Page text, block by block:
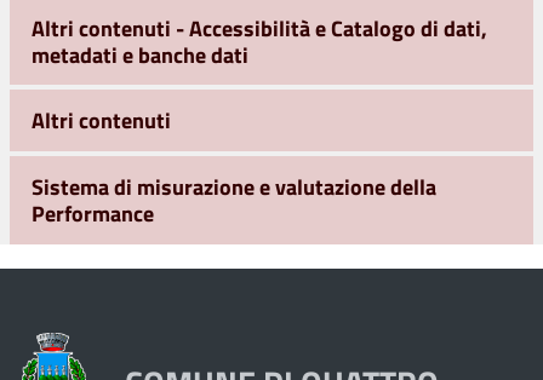
Altri contenuti - Accessibilità e Catalogo di dati,
metadati e banche dati
Altri contenuti
Sistema di misurazione e valutazione della
Performance